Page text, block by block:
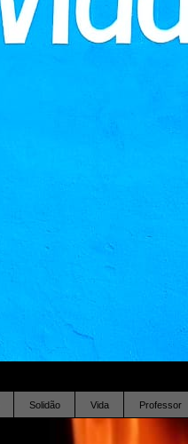
Solidão Vida Professor